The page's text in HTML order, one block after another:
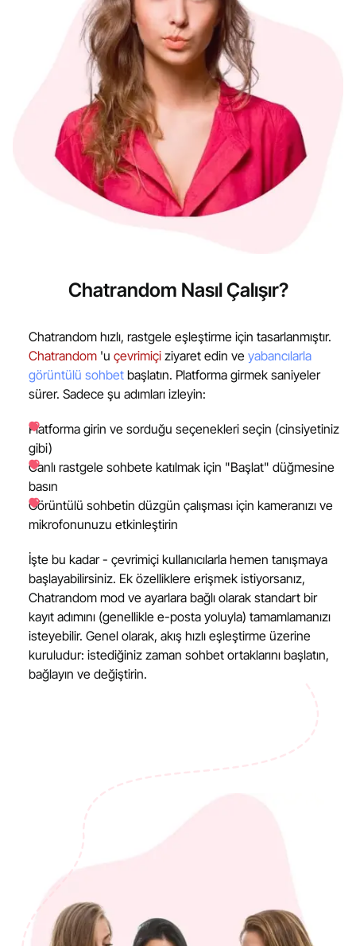
Chatrandom Nasıl Çalışır?
Chatrandom hızlı, rastgele eşleştirme için tasarlanmıştır.
Chatrandom 'u çevrimiçi ziyaret edin ve yabancılarla
görüntülü sohbet başlatın. Platforma girmek saniyeler
sürer. Sadece şu adımları izleyin:
Platforma girin ve sorduğu seçenekleri seçin (cinsiyetiniz
gibi)
Canlı rastgele sohbete katılmak için "Başlat" düğmesine
basın
Görüntülü sohbetin düzgün çalışması için kameranızı ve
mikrofonunuzu etkinleştirin
İşte bu kadar - çevrimiçi kullanıcılarla hemen tanışmaya
başlayabilirsiniz. Ek özelliklere erişmek istiyorsanız,
Chatrandom mod ve ayarlara bağlı olarak standart bir
kayıt adımını (genellikle e-posta yoluyla) tamamlamanızı
isteyebilir. Genel olarak, akış hızlı eşleştirme üzerine
kuruludur: istediğiniz zaman sohbet ortaklarını başlatın,
bağlayın ve değiştirin.